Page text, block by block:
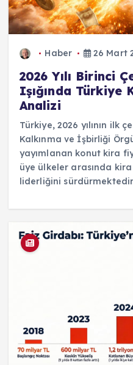
Haber 26 Mart
2026 Yılı Birinci
Işığında Türkiye
Analizi
Türkiye, 2026 yılının ilk
Kalkınma ve İşbirliği
yayımlanan konut kira
üye ülkeler arasında kira
liderliğini sürdürmektedir.